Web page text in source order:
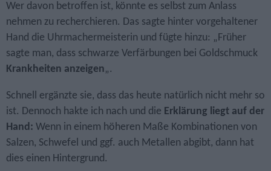
Wer davon betroffen ist, könnte es selbst zum Anlass
nehmen zu recherchieren. Das sagte hinter vorgehaltener
Hand die Uhrmachermeisterin und fügte hinzu: „Früher
sagte man, dass schwarze Verfärbungen bei Goldschmuck
Krankheiten anzeigen„.
Schnell ergänzte sie, dass das heute natürlich nicht mehr so
ist. Dennoch hakte ich nach und die Erklärung liegt auf der
Hand: Wenn in einem höheren Maße Kombinationen von
Salzen, Schwefel und ggf. auch Metallen abgibt, dann hat
dies einen Hintergrund.